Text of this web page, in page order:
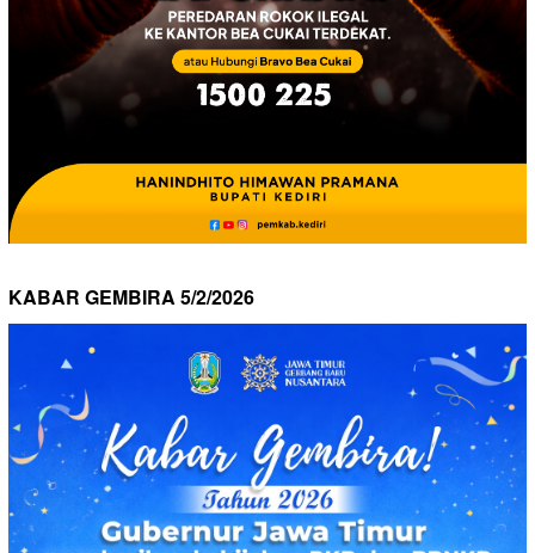
KABAR GEMBIRA 5/2/2026